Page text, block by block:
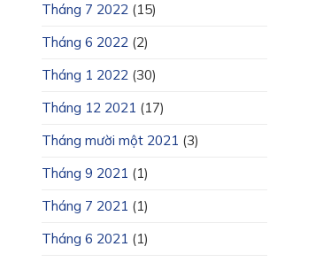
Tháng 7 2022 (15)
Tháng 6 2022 (2)
Tháng 1 2022 (30)
Tháng 12 2021 (17)
Tháng mười một 2021 (3)
Tháng 9 2021 (1)
Tháng 7 2021 (1)
Tháng 6 2021 (1)